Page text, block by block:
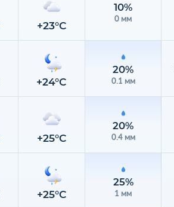
+23°C
10%
0 мм
+24°C
20%
0.1 мм
+25°C
20%
0.4 мм
+25°C
25%
1 мм